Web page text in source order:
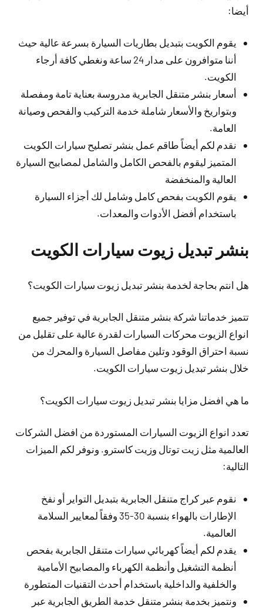
أيضا:
يقوم الكويت بتبديل بطاريات السيارة بسرعة عالية حيث
أننا متوافرون على مدار 24 ساعة ونغطي كافة أرجاء
الكويت.
أسعار بنشر متنقل الجابرية مدروسة بعناية تامة ومفصلة
وبتواريخ والأسعار شاملة خدمة التركيب والفحص وصيانة
العامة.
نقدم لكم أيضاً طاقم عمل بنشر تصليح سيارات الكويت
المتميز ليقوم بالفحص الكامل والشامل لمصابيح السيارة
العالية والمنخفضة
يقوم الكويت بفحص كامل وشامل لك أجزاء السيارة
باستخدام أفضل الأدوات والمعدات.
بنشر تبديل زيوت سيارات الكويت
هل انتم بحاجة لخدمة بنشر تبديل زيوت سيارات الكويت؟
تتميز خدماتنا شركة بنشر متنقل الجابرية في توفير جميع
انواع الزيوت محركات السيارات لقدرة عالية على تقليل من
نسبة احتراق الوقود وتلين مفاصل السيارة والمحرك من
خلال بنشر تبديل زيوت سيارات الكويت.
ما هي افضل مزايا بنشر تبديل زيوت سيارات الكويت؟
تعدد انواع الزيوت السيارات المستوردة من افضل الشركات
العالمية مثل زيت توتال وزيت كاسترو. ونوفر لكم الميزات
التالية:
نقوم عبر كراج متنقل الجابرية بتبديل التواير أو نفخ
الإطارات بالهواء بنسبة 30-35 وفقاً لمعايير السلامة
العالمية.
يقدم لكم أيضاً كهربائي سيارات متنقل الجابرية بفحص
أنظمة التشغيل وأنظمة الكهرباء والمصابيح الأمامية
والخلفية والداخلية باستخدام أحدث التقنيات المتطورة
ونتميز بخدمة بنشر متنقل خدمة الطريق الجابرية عبر